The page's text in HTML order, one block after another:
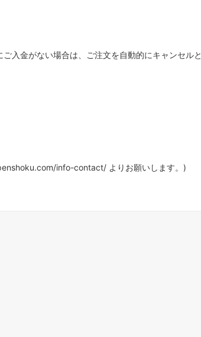
入金がない場合は、ご注文を自動的にキャンセルと
info-contact/ よりお願いします。)